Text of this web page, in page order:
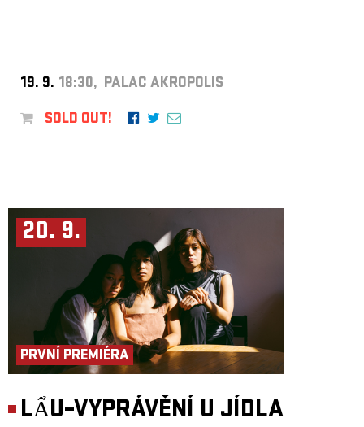
19. 9. 18:30, PALAC AKROPOLIS
SOLD OUT!
20. 9.
PRVNÍ PREMIÉRA
LẨU–VYPRÁVĚNÍ U JÍDLA